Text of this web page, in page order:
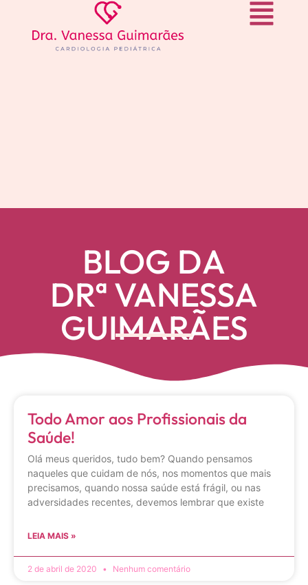
BLOG DA
DRª VANESSA
GUIMARÃES
Todo Amor aos Profissionais da
Saúde!
Olá meus queridos, tudo bem? Quando pensamos
naqueles que cuidam de nós, nos momentos que mais
precisamos, quando nossa saúde está frágil, ou nas
adversidades recentes, devemos lembrar que existe
LEIA MAIS »
2 de abril de 2020 Nenhum comentário